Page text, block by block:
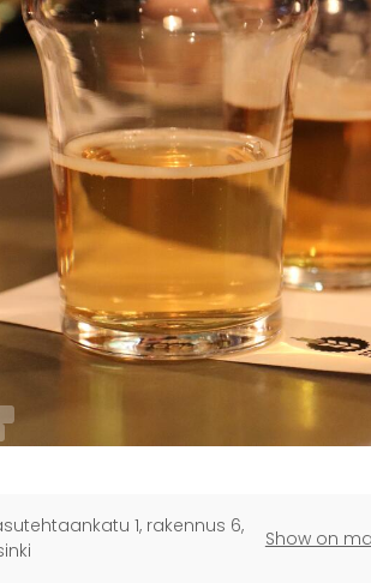
1, rakennus 6,
Show on